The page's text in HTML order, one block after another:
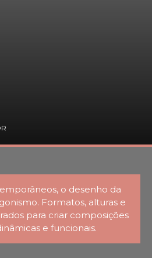
o desenho da
Formatos, alturas e
para criar composições
e funcionais.